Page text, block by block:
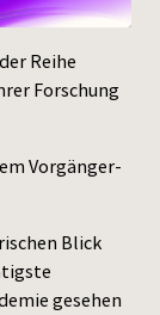
Reihe
Forschung
Vorgänger-
Blick
gesehen